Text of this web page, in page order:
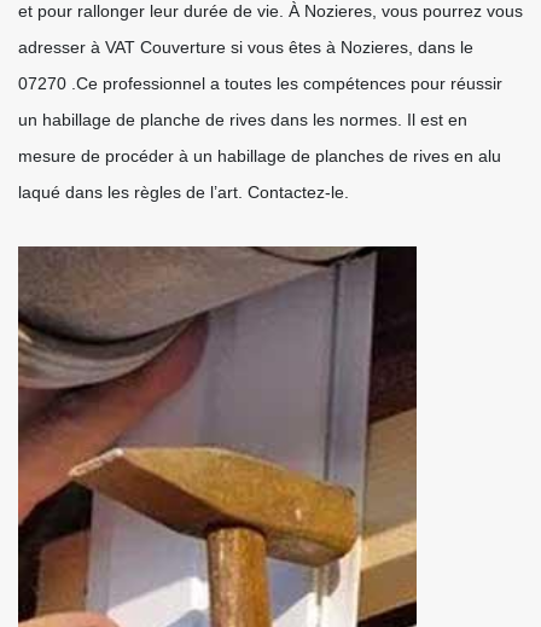
et pour rallonger leur durée de vie. À Nozieres, vous pourrez vous
adresser à VAT Couverture si vous êtes à Nozieres, dans le
07270 .Ce professionnel a toutes les compétences pour réussir
un habillage de planche de rives dans les normes. Il est en
mesure de procéder à un habillage de planches de rives en alu
laqué dans les règles de l’art. Contactez-le.